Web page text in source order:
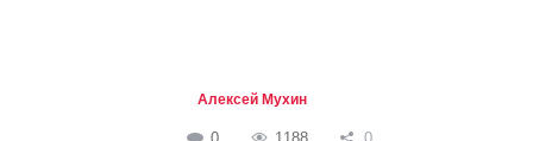
Алексей Мухин